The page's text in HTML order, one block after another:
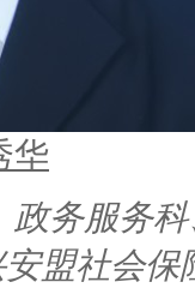
华
政务服务
盟社会